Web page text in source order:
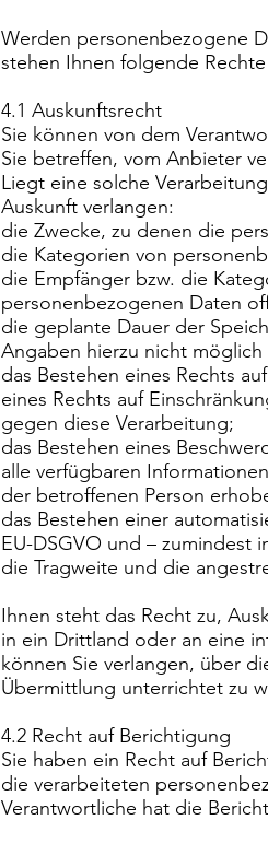
Werden personenbezogene
stehen Ihnen folgende
4.1 Auskunftsrecht
Sie können von dem
Sie betreffen, vom Anbieter
Liegt eine solche
Auskunft verlangen:
die Zwecke, zu denen die
die Kategorien von
die Empfänger bzw. die
personenbezogenen Daten
die geplante Dauer der
Angaben hierzu nicht
das Bestehen eines Rechts
eines Rechts auf
gegen diese Verarbeitung;
das Bestehen eines
alle verfügbaren
der betroffenen Person
das Bestehen einer
EU-DSGVO und – zumindest
die Tragweite und die
Ihnen steht das Recht zu,
in ein Drittland oder an eine
können Sie verlangen, über
Übermittlung unterrichtet zu
4.2 Recht auf Berichtigung
Sie haben ein Recht auf
die verarbeiteten
Verantwortliche hat die